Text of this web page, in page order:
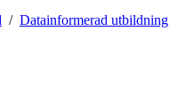
Datainformerad utbildning